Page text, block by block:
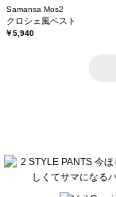
Samansa Mos2
クロシェ風ベスト
￥5,940